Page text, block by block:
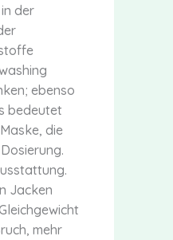
der
ebenso
bedeutet
die
Jacken
mehr